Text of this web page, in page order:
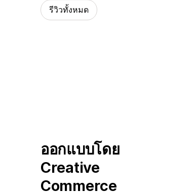
รีวิวทั้งหมด
ออกแบบโดย
Creative
Commerce